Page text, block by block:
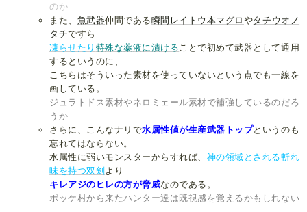
のか
また、 魚武器仲間である瞬間レイトウ本マグロ やタチウオノ
タチですら
凍らせたり 特殊な薬液に漬ける ことで初めて武器として通用
するというのに、
こちらはそういった素材を使っていないという点でも一線を
画している。
ジュラトドス素材やネロミェール素材で補強しているのだろ
うか
さらに、こんなナリで水属性値が生産武器トップというのも
忘れてはならない。
水属性に弱いモンスターからすれば、 神の領域とされる斬れ
味を持つ双剣 より
キレアジのヒレの方が脅威なのである。
ポッケ村から来たハンター達は 既視感を覚えるかもしれない